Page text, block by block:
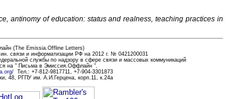
antinomy of education: status and realness, teaching practices in
(The Emissia.Offline Letters)
связи и информатизации РФ на 2012 г. № 0421200031
службы по надзору в сфере связи и массовых коммуникаций
на " Письма в Эмиссия.Оффлайн ".
Тел.: +7-812-9817711, +7-904-3301873
48, РГПУ им. А.И.Герцена, корп.11, к.24а